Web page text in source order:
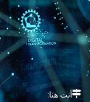
أنت هنا: